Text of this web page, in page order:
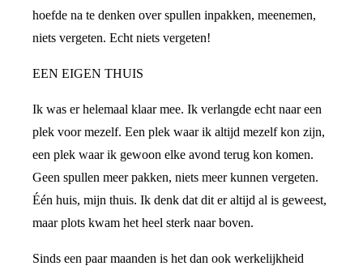
hoefde na te denken over spullen inpakken, meenemen,
niets vergeten. Echt niets vergeten!
EEN EIGEN THUIS
Ik was er helemaal klaar mee. Ik verlangde echt naar een
plek voor mezelf. Een plek waar ik altijd mezelf kon zijn,
een plek waar ik gewoon elke avond terug kon komen.
Geen spullen meer pakken, niets meer kunnen vergeten.
Één huis, mijn thuis. Ik denk dat dit er altijd al is geweest,
maar plots kwam het heel sterk naar boven.
Sinds een paar maanden is het dan ook werkelijkheid